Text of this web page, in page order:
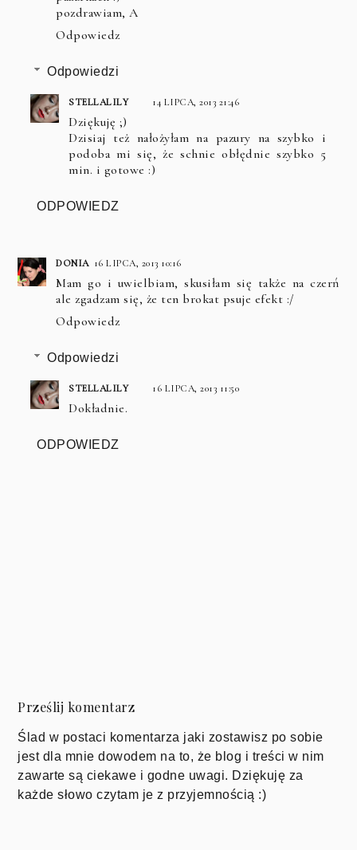
pozdrawiam, A
Odpowiedz
Odpowiedzi
STELLALILY 14 LIPCA, 2013 21:46
Dziękuję ;)
Dzisiaj też nałożyłam na pazury na szybko i
podoba mi się, że schnie obłędnie szybko 5
min. i gotowe :)
ODPOWIEDZ
DONIA 16 LIPCA, 2013 10:16
Mam go i uwielbiam, skusiłam się także na czerń
ale zgadzam się, że ten brokat psuje efekt :/
Odpowiedz
Odpowiedzi
STELLALILY 16 LIPCA, 2013 11:50
Dokładnie.
ODPOWIEDZ
Prześlij komentarz
Ślad w postaci komentarza jaki zostawisz po sobie
jest dla mnie dowodem na to, że blog i treści w nim
zawarte są ciekawe i godne uwagi. Dziękuję za
każde słowo czytam je z przyjemnością :)